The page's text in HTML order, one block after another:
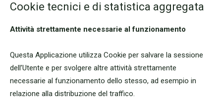
Cookie tecnici e di statistica aggregata
Attività strettamente necessarie al funzionamento
Questa Applicazione utilizza Cookie per salvare la sessione
dell’Utente e per svolgere altre attività strettamente
necessarie al funzionamento dello stesso, ad esempio in
relazione alla distribuzione del traffico.